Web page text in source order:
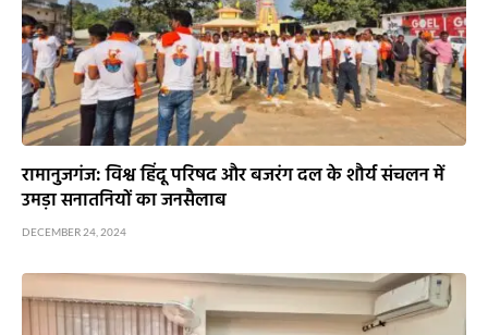
रामानुजगंज: विश्व हिंदू परिषद और बजरंग दल के शौर्य संचलन में
उमड़ा सनातनियों का जनसैलाब
DECEMBER 24, 2024